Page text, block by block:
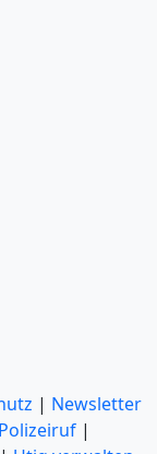
| Newsletter
Polizeiruf |